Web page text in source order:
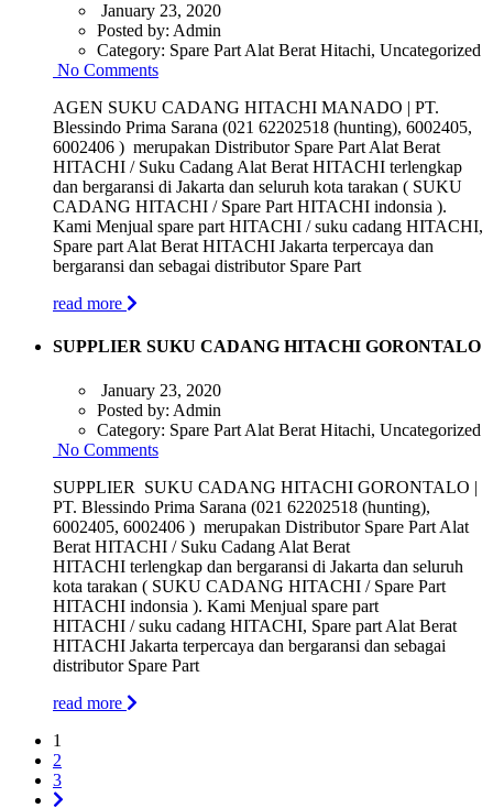
January 23, 2020
Posted by: Admin
Category: Spare Part Alat Berat Hitachi, Uncategorized
No Comments
AGEN SUKU CADANG HITACHI MANADO | PT.
Blessindo Prima Sarana (021 62202518 (hunting), 6002405,
6002406 ) merupakan Distributor Spare Part Alat Berat
HITACHI / Suku Cadang Alat Berat HITACHI terlengkap
dan bergaransi di Jakarta dan seluruh kota tarakan ( SUKU
CADANG HITACHI / Spare Part HITACHI indonsia ).
Kami Menjual spare part HITACHI / suku cadang HITACHI,
Spare part Alat Berat HITACHI Jakarta terpercaya dan
bergaransi dan sebagai distributor Spare Part
read more
SUPPLIER SUKU CADANG HITACHI GORONTALO
January 23, 2020
Posted by: Admin
Category: Spare Part Alat Berat Hitachi, Uncategorized
No Comments
SUPPLIER SUKU CADANG HITACHI GORONTALO |
PT. Blessindo Prima Sarana (021 62202518 (hunting),
6002405, 6002406 ) merupakan Distributor Spare Part Alat
Berat HITACHI / Suku Cadang Alat Berat
HITACHI terlengkap dan bergaransi di Jakarta dan seluruh
kota tarakan ( SUKU CADANG HITACHI / Spare Part
HITACHI indonsia ). Kami Menjual spare part
HITACHI / suku cadang HITACHI, Spare part Alat Berat
HITACHI Jakarta terpercaya dan bergaransi dan sebagai
distributor Spare Part
read more
1
2
3